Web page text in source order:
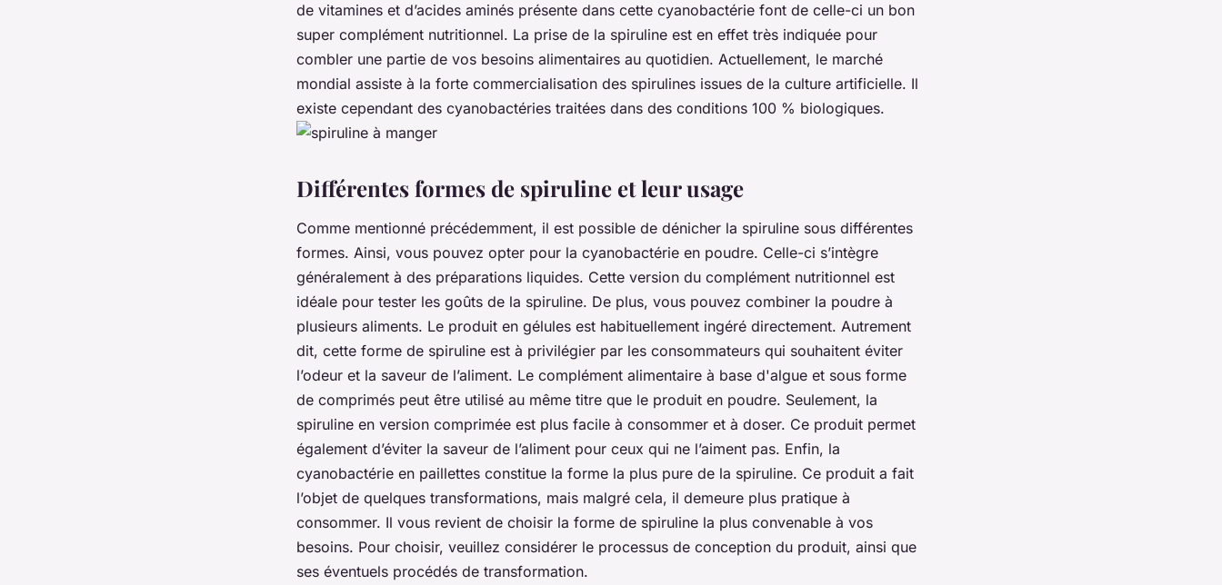
de vitamines et d’acides aminés présente dans cette cyanobactérie font de celle-ci un bon
super complément nutritionnel. La prise de la spiruline est en effet très indiquée pour
combler une partie de vos besoins alimentaires au quotidien. Actuellement, le marché
mondial assiste à la forte commercialisation des spirulines issues de la culture artificielle. Il
existe cependant des cyanobactéries traitées dans des conditions 100 % biologiques.
Différentes formes de spiruline et leur usage
Comme mentionné précédemment, il est possible de dénicher la spiruline sous différentes
formes. Ainsi, vous pouvez opter pour la cyanobactérie en poudre. Celle-ci s’intègre
généralement à des préparations liquides. Cette version du complément nutritionnel est
idéale pour tester les goûts de la spiruline. De plus, vous pouvez combiner la poudre à
plusieurs aliments. Le produit en gélules est habituellement ingéré directement. Autrement
dit, cette forme de spiruline est à privilégier par les consommateurs qui souhaitent éviter
l’odeur et la saveur de l’aliment. Le complément alimentaire à base d'algue et sous forme
de comprimés peut être utilisé au même titre que le produit en poudre. Seulement, la
spiruline en version comprimée est plus facile à consommer et à doser. Ce produit permet
également d’éviter la saveur de l’aliment pour ceux qui ne l’aiment pas. Enfin, la
cyanobactérie en paillettes constitue la forme la plus pure de la spiruline. Ce produit a fait
l’objet de quelques transformations, mais malgré cela, il demeure plus pratique à
consommer. Il vous revient de choisir la forme de spiruline la plus convenable à vos
besoins. Pour choisir, veuillez considérer le processus de conception du produit, ainsi que
ses éventuels procédés de transformation.